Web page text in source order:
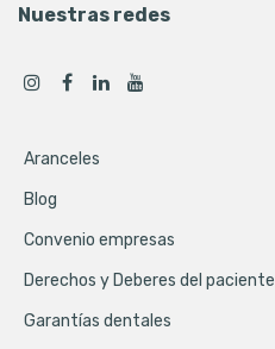
Nuestras redes
Aranceles
Blog
Convenio empresas
Derechos y Deberes del paciente
Garantías dentales